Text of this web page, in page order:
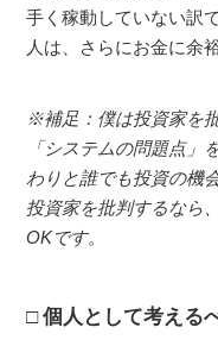
手く稼動していない訳
人は、さらにお金に余
※補足：僕は投資家を
「システムの問題点」
わりと誰でも投資の機
投資家を批判するなら
OKです。
個人として考える